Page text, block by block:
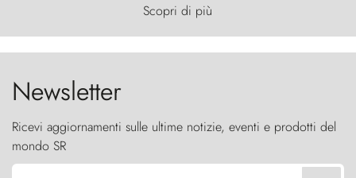
furia ancestrale e le Torres del Paine sfidano il
cielo come sentinelle di pietra.
Scopri di più
Newsletter
Ricevi aggiornamenti sulle ultime notizie, eventi e prodotti del
mondo SR